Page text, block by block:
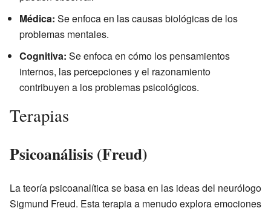
Médica: Se enfoca en las causas biológicas de los
problemas mentales.
Cognitiva: Se enfoca en cómo los pensamientos
internos, las percepciones y el razonamiento
contribuyen a los problemas psicológicos.
Terapias
Psicoanálisis (Freud)
La teoría psicoanalítica se basa en las ideas del neurólogo
Sigmund Freud. Esta terapia a menudo explora emociones